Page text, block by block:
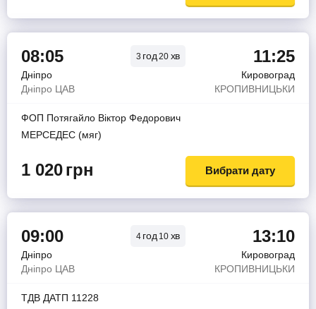
08:05 3 год20 хв 11:25
Дніпро
Кировоград
Дніпро ЦАВ
КРОПИВНИЦЬКИ
ФОП Потягайло Вiктор Федорович
МЕРСЕДЕС (мяг)
1 020грн Вибрати дату
09:00 4 год10 хв 13:10
Дніпро
Кировоград
Дніпро ЦАВ
КРОПИВНИЦЬКИ
ТДВ ДАТП 11228